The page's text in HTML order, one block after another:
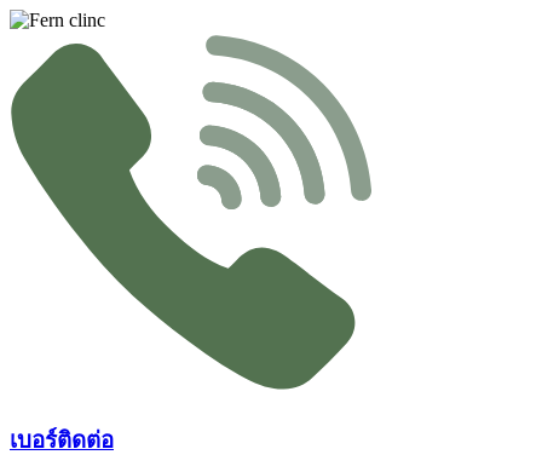
Skip
content
เบอร์ติดต่อ